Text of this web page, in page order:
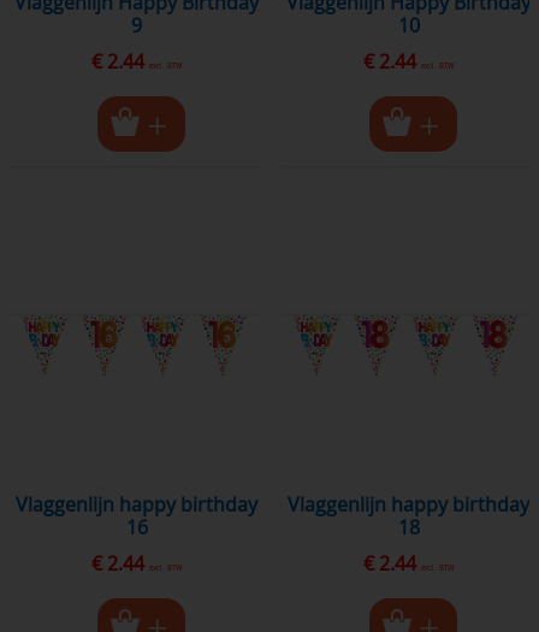
9
€ 2.44 excl. BTW
10
€ 2.44 excl. BTW
vlaggenlijn happy birthday
16
€ 2.44 excl. BTW
vlaggenlijn happy birthday
18
€ 2.44 excl. BTW